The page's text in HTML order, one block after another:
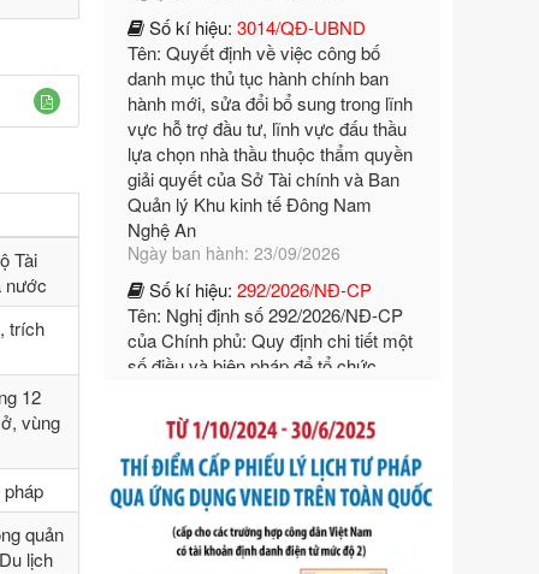
Tài
nước
trích
12
vùng
quản
lịch
hành mới, sửa đổi bổ sung trong lĩnh
vực hỗ trợ đầu tư, lĩnh vực đấu thầu
lựa chọn nhà thầu thuộc thẩm quyền
giải quyết của Sở Tài chính và Ban
Quản lý Khu kinh tế Đông Nam
Nghệ An
Ngày ban hành: 23/09/2026
Số kí hiệu:
292/2026/NĐ-CP
Tên: Nghị định số 292/2026/NĐ-CP
số điều và biện pháp để tổ chức,
hướng dẫn thi hành Luật Quản lý
ngoại thương
Ngày ban hành: 21/07/2026
Tên: Nghị định số 292/2026/NĐ-CP
của Chính phủ: Quy định chi tiết một
số điều và biện pháp để tổ chức,
hướng dẫn thi hành Luật Quản lý
ngoại thương
Ngày ban hành: 21/07/2026